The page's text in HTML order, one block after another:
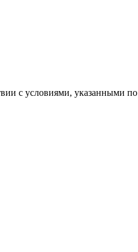
с условиями, указанными по